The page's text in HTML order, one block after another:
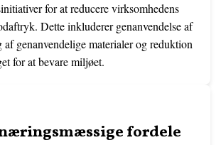
for at reducere virksomhedens
Dette inkluderer genanvendelse af
af genanvendelige materialer og reduktion
for at bevare miljøet.
fordele